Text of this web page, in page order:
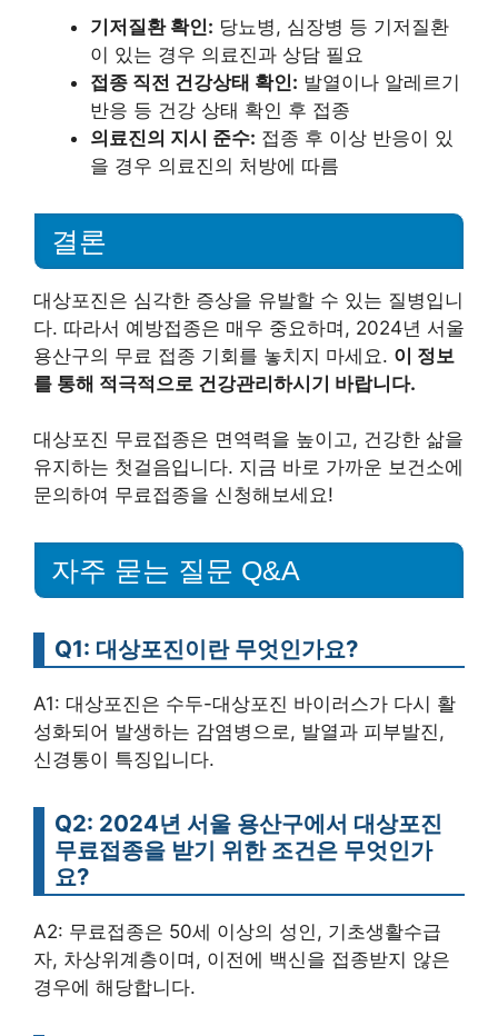
기저질환 확인: 당뇨병, 심장병 등 기저질환
이 있는 경우 의료진과 상담 필요
접종 직전 건강상태 확인: 발열이나 알레르기
반응 등 건강 상태 확인 후 접종
의료진의 지시 준수: 접종 후 이상 반응이 있
을 경우 의료진의 처방에 따름
결론
대상포진은 심각한 증상을 유발할 수 있는 질병입니
다. 따라서 예방접종은 매우 중요하며, 2024년 서울
용산구의 무료 접종 기회를 놓치지 마세요. 이 정보
를 통해 적극적으로 건강관리하시기 바랍니다.
대상포진 무료접종은 면역력을 높이고, 건강한 삶을
유지하는 첫걸음입니다. 지금 바로 가까운 보건소에
문의하여 무료접종을 신청해보세요!
자주 묻는 질문 Q&A
Q1: 대상포진이란 무엇인가요?
A1: 대상포진은 수두-대상포진 바이러스가 다시 활
성화되어 발생하는 감염병으로, 발열과 피부발진,
신경통이 특징입니다.
Q2: 2024년 서울 용산구에서 대상포진
무료접종을 받기 위한 조건은 무엇인가
요?
A2: 무료접종은 50세 이상의 성인, 기초생활수급
자, 차상위계층이며, 이전에 백신을 접종받지 않은
경우에 해당합니다.